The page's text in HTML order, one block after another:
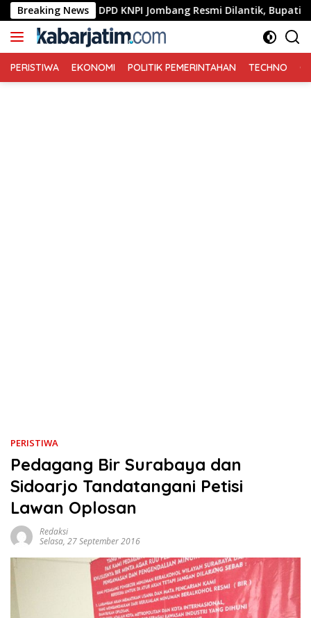
Langsung
ke
konten
Breaking News
DPD KNPI Jombang Resmi Dilantik, Bupati Warsubi
PERISTIWA EKONOMI POLITIK PEMERINTAHAN TECHNO
PERISTIWA
Pedagang Bir Surabaya dan
Sidoarjo Tandatangani Petisi
Lawan Oplosan
Redaksi
Selasa, 27 September 2016